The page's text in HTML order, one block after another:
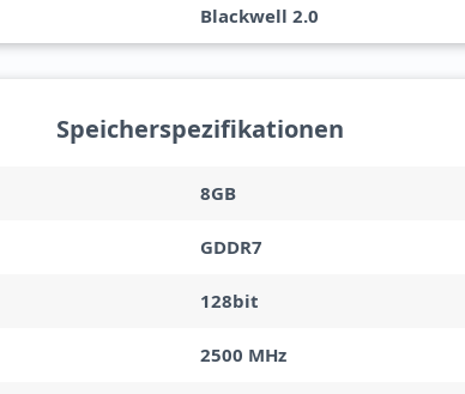
Blackwell 2.0
Speicherspezifikationen
8GB
GDDR7
128bit
2500 MHz